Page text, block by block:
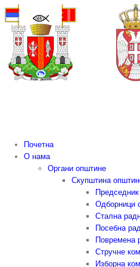
content
Почетна
О нама
Органи општине
Скупштина
Одборници
Стална
Посебна
Повремена
Стручне
Изборна